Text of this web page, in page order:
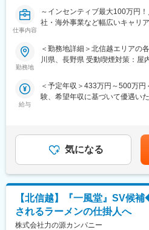
ートするCFO機能の必要性が高
や事業を有するグループ企業に
分最適の視点ではなく、グルー
きております。この市況感から
ンサルティングにおける戦略デ
も強化しながら、企業経営を一
「コンサルティング・バリュー
創業60年を超える日本の経営コ
り、経営者のパートナーとして
定から現場における商品・サー
「First Call Company 100年先
ント企業とともに目指しており
仕事内容
～インセンティブ最大100万円
社・海外事業など幅広いキャリ
飲食業界でのキャリアを築くチ
「日本の食文化を世界に広めた
ち上げたい」などポジションに
店舗の客層にあわせた仕組みづ
量大きく携わることができます。
・調理業務、仕込み、ホール業務
・売上金管理、食材管理
・店舗の衛生管理
・スタッフの育成、シフトの管理
・店舗の経営戦略の立案
・店舗の売上を高める企画立案 な
勤務地
＜勤務地詳細＞北信越エリアの
川県、長野県 受動喫煙対策：屋
給与
＜予定年収＞433万円～500万
験、希望年収に基づいて優遇い
387,582円（12分割）（一律手
手当＞有＜給与補足＞■昇給年1
（店舗の目標達成時に支給）■モ
職/(インセンティブ含む年俸
ンセンティブ含む年俸)580万円
職/(インセンティブ含む年俸)660
であり、選考を通じて上下する
定手当を含めた表記です。
気になる
【北信越】『一風堂』SV候
されるラーメンの仕掛人へ
株式会社力の源カンパニー